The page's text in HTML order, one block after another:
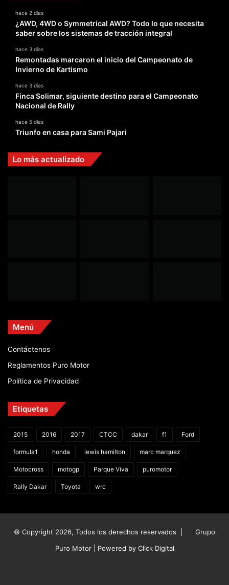
hace 2 días
¿AWD, 4WD o Symmetrical AWD? Todo lo que necesita
saber sobre los sistemas de tracción integral
hace 3 días
Remontadas marcaron el inicio del Campeonato de
Invierno de Kartismo
hace 3 días
Finca Solimar, siguiente destino para el Campeonato
Nacional de Rally
hace 5 días
Triunfo en casa para Sami Pajari
Lo más actualizado
Menú
Contáctenos
Reglamentos Puro Motor
Política de Privacidad
Etiquetas
2015 2016 2017 CTCC dakar f1 Ford
formula1 honda lewis hamilton marc marquez
Motocross motogp Parque Viva puromotor
Rally Dakar Toyota wrc
© Copyright 2026, Todos los derechos reservados |
Grupo
Puro Motor | Powered by Click Digital